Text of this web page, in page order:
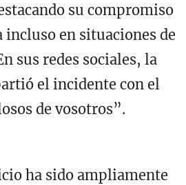
su compromiso
incluso en situaciones de
sus redes sociales, la
el incidente con el
de vosotros”.
ha sido ampliamente